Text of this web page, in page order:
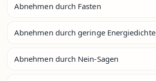
Abnehmen durch Fasten
Abnehmen durch geringe Energiedichte
Abnehmen durch Nein-Sagen